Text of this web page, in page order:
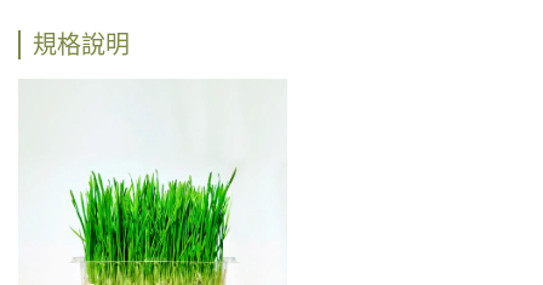
規格說明